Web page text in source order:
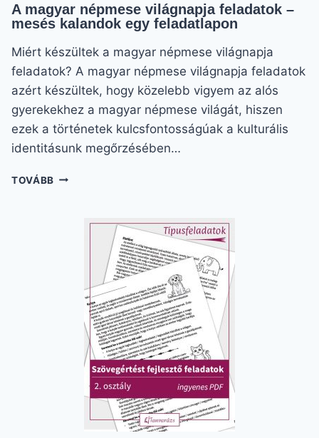
A magyar népmese világnapja feladatok –
mesés kalandok egy feladatlapon
Miért készültek a magyar népmese világnapja
feladatok? A magyar népmese világnapja feladatok
azért készültek, hogy közelebb vigyem az alós
gyerekekhez a magyar népmese világát, hiszen
ezek a történetek kulcsfontosságúak a kulturális
identitásunk megőrzésében…
TOVÁBB A
VILÁGNAPJA
FELADATOK
KALANDOK
FELADATLAPON